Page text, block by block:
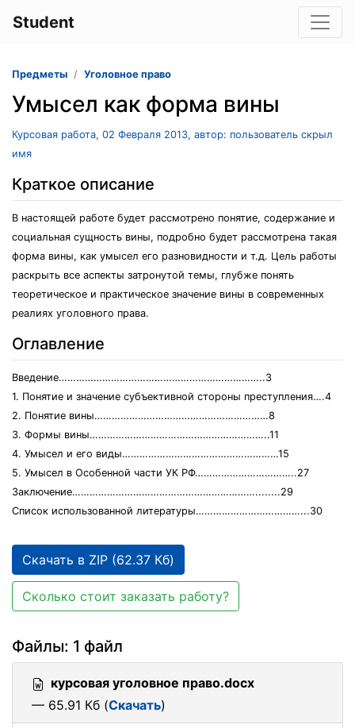
Student
Предметы Уголовное право
Умысел как форма вины
Курсовая работа, 02 Февраля 2013, автор: пользователь скрыл
имя
Краткое описание
В настоящей работе будет рассмотрено понятие, содержание и
социальная сущность вины, подробно будет рассмотрена такая
форма вины, как умысел его разновидности и т.д. Цель работы
раскрыть все аспекты затронутой темы, глубже понять
теоретическое и практическое значение вины в современных
реалиях уголовного права.
Оглавление
Введение……………………………………………………………..3
1. Понятие и значение субъективной стороны преступления….4
2. Понятие вины……………………………………………………8
3. Формы вины……………………………………………………..11
4. Умысел и его виды………………………………………………15
5. Умысел в Особенной части УК РФ……………………………..27
Заключение………………………………………………………........29
Список использованной литературы………………………………...30
Скачать в ZIP (62.37 Кб)
Сколько стоит заказать работу?
Файлы: 1 файл
курсовая уголовное право.docx
— 65.91 Кб (Скачать)